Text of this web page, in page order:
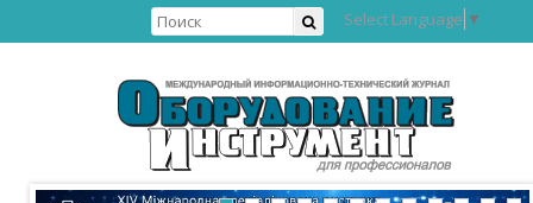
Select Language ▼